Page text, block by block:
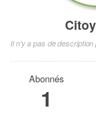
Il n'y a pas de
Abonnés
1